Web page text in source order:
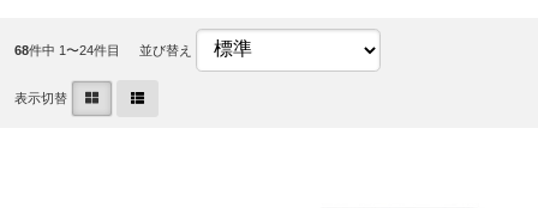
68件中 1〜24件目 並び替え
表示切替